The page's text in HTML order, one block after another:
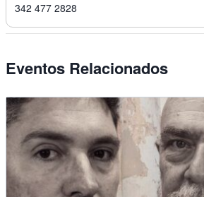
342 477 2828
Eventos Relacionados